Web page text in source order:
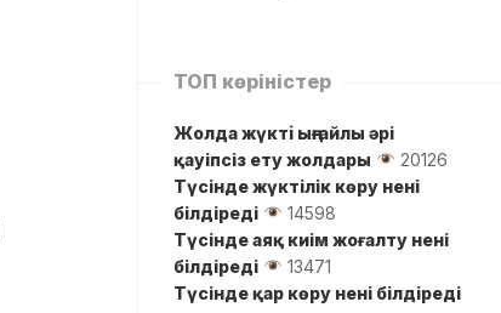
ТОП көріністер
Жолда жүктi ыңғайлы әрі
қауіпсіз ету жолдары
20126
Түсінде жүктілік көру нені
білдіреді
14598
Түсінде аяқ киім жоғалту нені
білдіреді
13471
Түсінде қар көру нені білдіреді